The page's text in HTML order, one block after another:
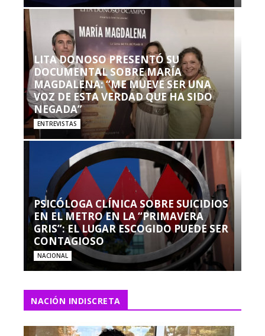
LITA DONOSO PRESENTÓ SU
DOCUMENTAL SOBRE MARÍA
MAGDALENA: “ME MUEVE SER UNA
VOZ DE ESTA VERDAD QUE HA SIDO
NEGADA”
ENTREVISTAS
PSICÓLOGA CLÍNICA SOBRE SUICIDIOS
EN EL METRO EN LA “PRIMAVERA
GRIS”: EL LUGAR ESCOGIDO PUEDE SER
CONTAGIOSO
NACIONAL
NACIÓN INDISCRETA